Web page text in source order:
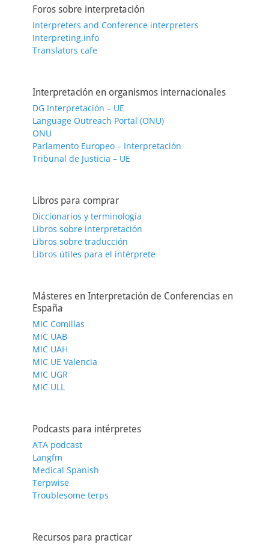
Foros sobre interpretación
Interpreters and Conference interpreters
Interpreting.info
Translators cafe
Interpretación en organismos internacionales
DG Interpretación – UE
Language Outreach Portal (ONU)
ONU
Parlamento Europeo – Interpretación
Tribunal de Justicia – UE
Libros para comprar
Diccionarios y terminología
Libros sobre interpretación
Libros sobre traducción
Libros útiles para el intérprete
Másteres en Interpretación de Conferencias en
España
MIC Comillas
MIC UAB
MIC UAH
MIC UE Valencia
MIC UGR
MIC ULL
Podcasts para intérpretes
ATA podcast
Langfm
Medical Spanish
Terpwise
Troublesome terps
Recursos para practicar